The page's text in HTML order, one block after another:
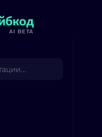
AI BETA